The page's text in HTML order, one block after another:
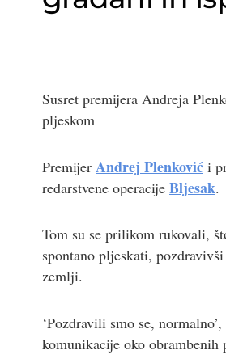
Susret premijera Andreja
pljeskom
Premijer Andrej Plenković i
redarstvene operacije Bljesak.
Tom su se prilikom rukovali,
spontano pljeskati,
zemlji.
‘Pozdravili smo se,
komunikacije oko obrambenih